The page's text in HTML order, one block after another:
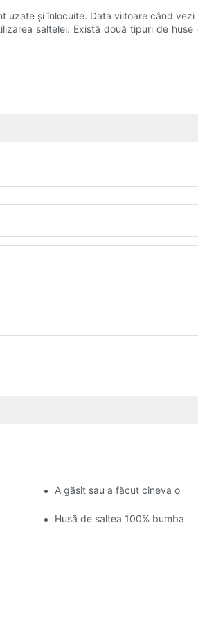
uzate și înlocuite. Data viitoare când
saltelei. Există două tipuri de huse
că este sânge pe ea?
A găsit sau a făcut cineva o
urâte Husă de saltea 100% bumbac